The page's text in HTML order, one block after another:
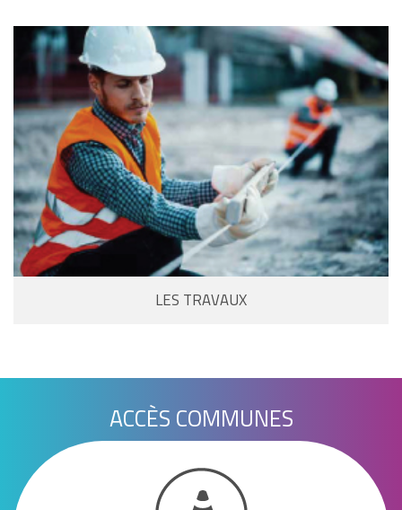
LES TRAVAUX
ACCÈS COMMUNES